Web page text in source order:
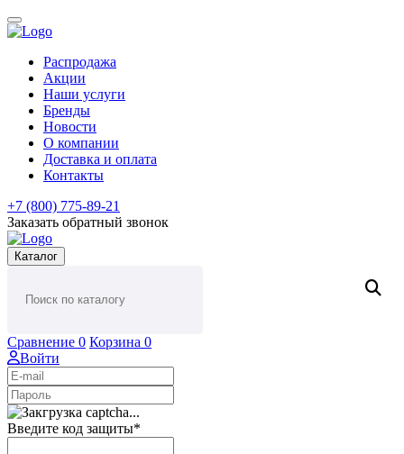
Распродажа
Акции
Наши услуги
Бренды
Новости
О компании
Доставка и оплата
Контакты
+7 (800) 775-89-21
Заказать обратный звонок
Каталог
Сравнение 0 Корзина 0
Войти
Введите код защиты*